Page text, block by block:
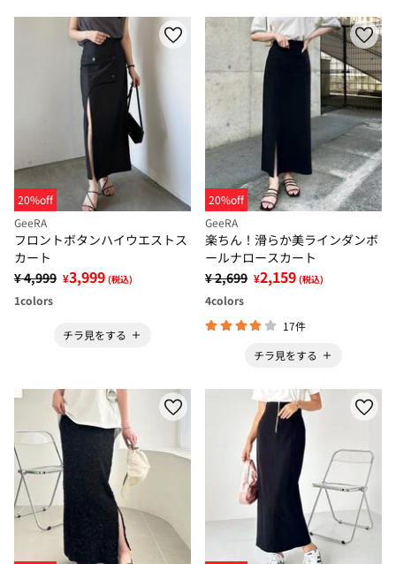
20%off
GeeRA
フロントボタンハイウエストス
カート
¥ 4,999 ¥3,999 (税込)
1colors
チラ見をする
20%off
GeeRA
楽ちん！滑らか美ラインダンボ
ールナロースカート
¥ 2,699 ¥2,159 (税込)
4colors
17件
チラ見をする